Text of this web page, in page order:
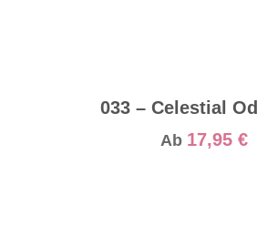
033 – Celestial
Ab 17,95 €